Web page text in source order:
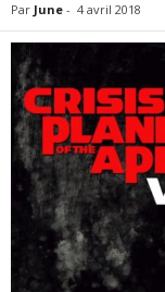
Par June - 4 avril 2018